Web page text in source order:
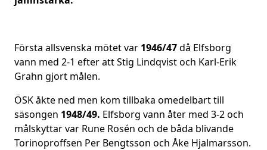
Första allsvenska mötet var 1946/47då Elfsborg
vann med 2-1 efter att Stig Lindqvist och Karl-Erik
Grahn gjort målen.
ÖSK åkte ned men kom tillbaka omedelbart till
säsongen 1948/49. Elfsborg vann åter med 3-2 och
målskyttar var Rune Rosén och de båda blivande
Torinoproffsen Per Bengtsson och Åke Hjalmarsson.